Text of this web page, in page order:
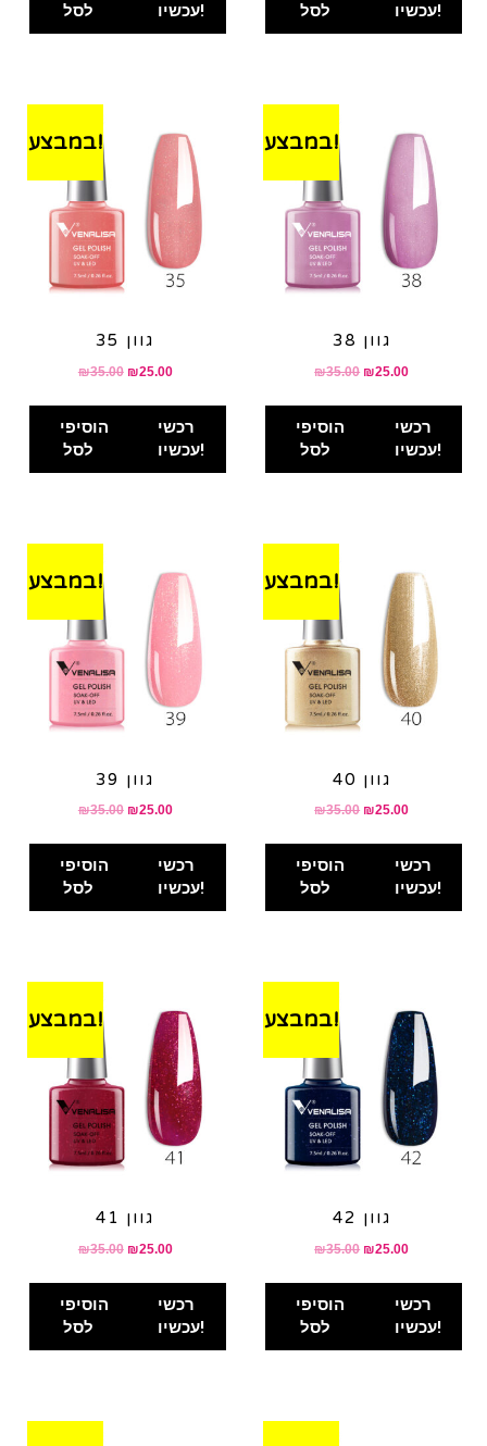
לסל
עכשיו!
לסל
עכשיו!
במבצע!
גוון 35
₪35.00 ₪25.00
הוסיפי
לסל
רכשי
עכשיו!
במבצע!
גוון 38
₪35.00 ₪25.00
הוסיפי
לסל
רכשי
עכשיו!
במבצע!
גוון 39
₪35.00 ₪25.00
הוסיפי
לסל
רכשי
עכשיו!
במבצע!
גוון 40
₪35.00 ₪25.00
הוסיפי
לסל
רכשי
עכשיו!
במבצע!
גוון 41
₪35.00 ₪25.00
הוסיפי
לסל
רכשי
עכשיו!
במבצע!
גוון 42
₪35.00 ₪25.00
הוסיפי
לסל
רכשי
עכשיו!